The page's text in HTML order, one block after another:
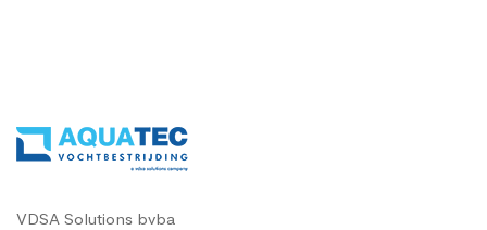
VDSA Solutions bvba